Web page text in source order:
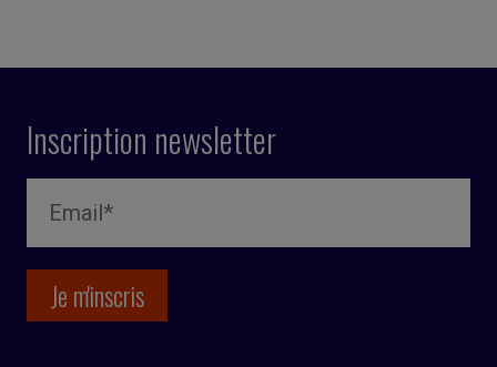
Inscription newsletter